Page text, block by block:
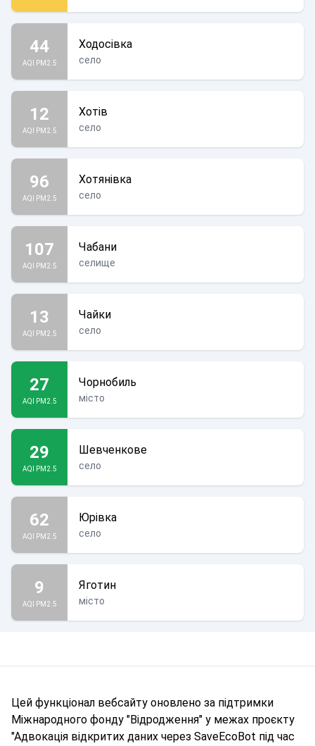
44
AQI PM2.5
Ходосівка
село
12
AQI PM2.5
Хотів
село
96
AQI PM2.5
Хотянівка
село
107
AQI PM2.5
Чабани
селище
13
AQI PM2.5
Чайки
село
27
AQI PM2.5
Чорнобиль
місто
29
AQI PM2.5
Шевченкове
село
62
AQI PM2.5
Юрівка
село
9
AQI PM2.5
Яготин
місто
Цей функціонал вебсайту оновлено за підтримки
Міжнародного фонду "Відродження" у межах проєкту
"Адвокація відкритих даних через SaveEcoBot під час